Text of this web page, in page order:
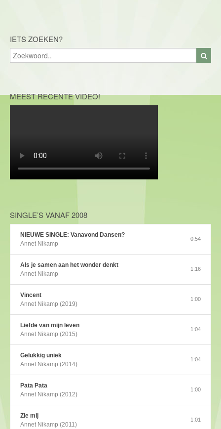
IETS ZOEKEN?
MEEST RECENTE VIDEO!
SINGLE’S VANAF 2008
NIEUWE SINGLE: Vanavond Dansen?
Annet Nikamp
0:54
Als je samen aan het wonder denkt
Annet Nikamp
1:16
Vincent
Annet Nikamp (2019)
1:00
Liefde van mijn leven
Annet Nikamp (2015)
1:04
Gelukkig uniek
Annet Nikamp (2014)
1:04
Pata Pata
Annet Nikamp (2012)
1:00
Zie mij
Annet Nikamp (2011)
1:01